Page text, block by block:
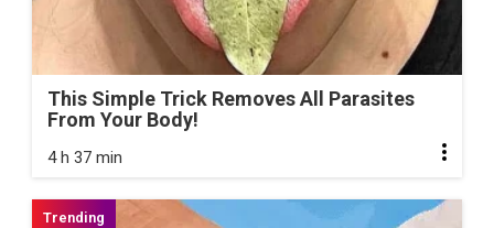
This Simple Trick Removes All Parasites
From Your Body!
4 h 37 min